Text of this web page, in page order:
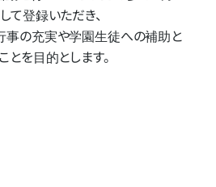
て​登録いただき、​
事の​充実や​学園生徒への​補助と​
とを​目的とします。